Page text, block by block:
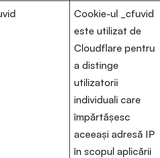
Cookie-ul _cfuvid
este utilizat de
Cloudflare pentru
a distinge
utilizatorii
individuali care
împărtășesc
aceeași adresă IP
în scopul aplicării